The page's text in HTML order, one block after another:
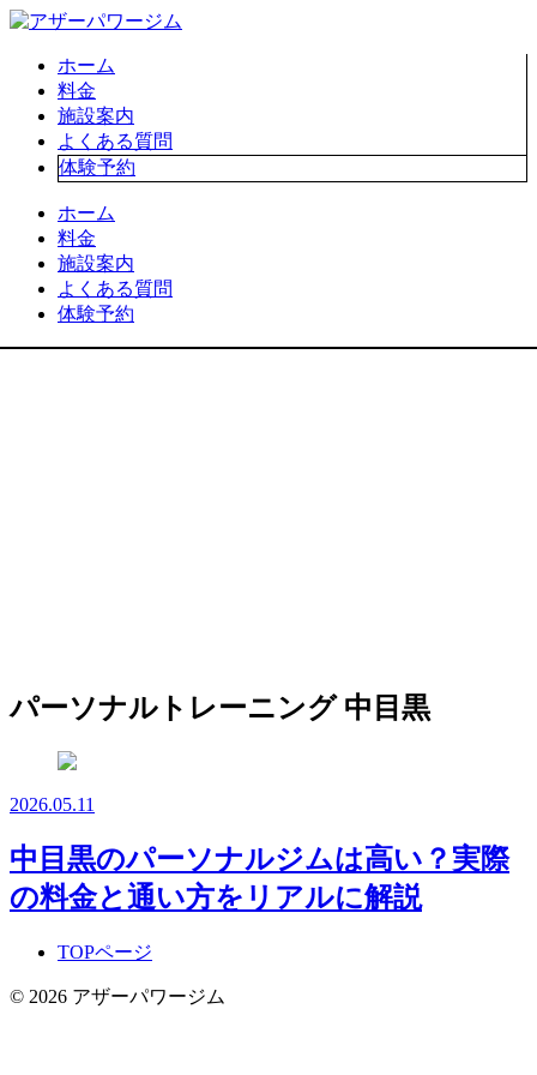
ホーム
料金
施設案内
よくある質問
体験予約
ホーム
料金
施設案内
よくある質問
体験予約
パーソナルトレーニング 中目黒
2026.05.11
中目黒のパーソナルジムは高い？実際
の料金と通い方をリアルに解説
TOPページ
© 2026 アザーパワージム